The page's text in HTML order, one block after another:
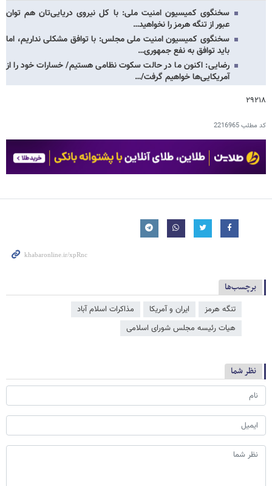
سخنگوی کمیسیون امنیت ملی: با کل نیروی دریایی‌تان هم توان
عبور از تنگه هرمز را نخواهید…
سخنگوی کمیسیون امنیت ملی مجلس: با توافق مشکلی نداریم، اما
باید توافق به نفع جمهوری…
رضایی: اکنون ما در حالت سکوت نظامی هستیم/ خسارات خود را از
آمریکایی‌ها خواهیم گرفت/…
۲۹۲۱۸
کد مطلب2216965
برچسب‌ها
تنگه هرمز ایران و آمریکا
مذاکرات اسلام آباد
هیات رئیسه مجلس شورای اسلامی
نظر شما